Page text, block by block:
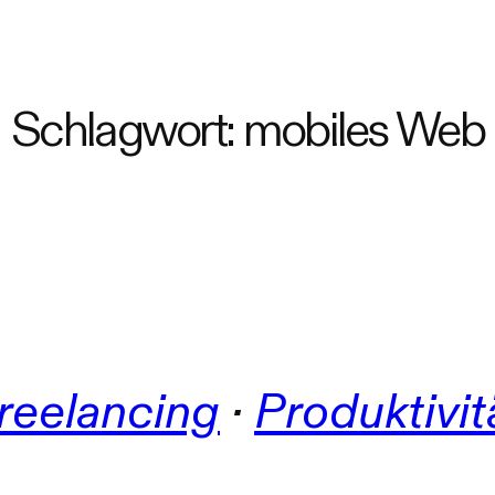
Schlagwort: mobiles Web
·